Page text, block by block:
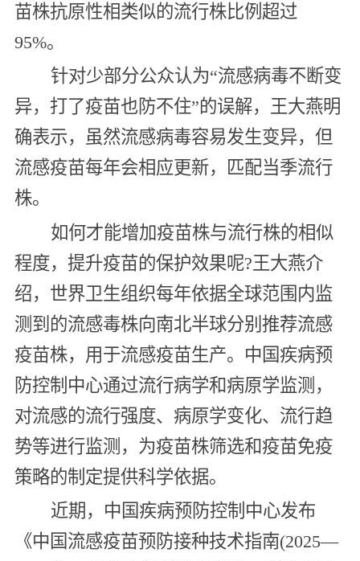
苗株抗原性相类似的流行株比例超过
95%。
针对少部分公众认为“流感病毒不断变
异，打了疫苗也防不住”的误解，王大燕明
确表示，虽然流感病毒容易发生变异，但
流感疫苗每年会相应更新，匹配当季流行
株。
如何才能增加疫苗株与流行株的相似
程度，提升疫苗的保护效果呢?王大燕介
绍，世界卫生组织每年依据全球范围内监
测到的流感毒株向南北半球分别推荐流感
疫苗株，用于流感疫苗生产。中国疾病预
防控制中心通过流行病学和病原学监测，
对流感的流行强度、病原学变化、流行趋
势等进行监测，为疫苗株筛选和疫苗免疫
策略的制定提供科学依据。
近期，中国疾病预防控制中心发布
《中国流感疫苗预防接种技术指南(2025—